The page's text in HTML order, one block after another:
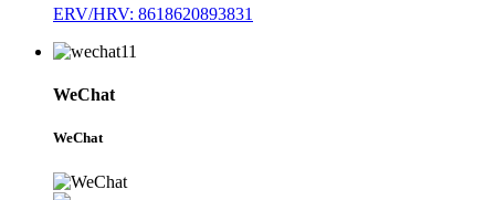
ERV/HRV: 8618620893831
WeChat
WeChat